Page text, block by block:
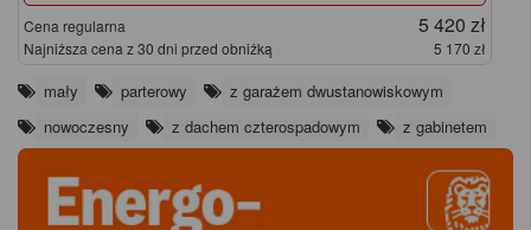
Cena regularna 5 420 zł
Najniższa cena z 30 dni przed obniżką 5 170 zł
mały parterowy
z garażem dwustanowiskowym
nowoczesny
z dachem czterospadowym z gabinetem